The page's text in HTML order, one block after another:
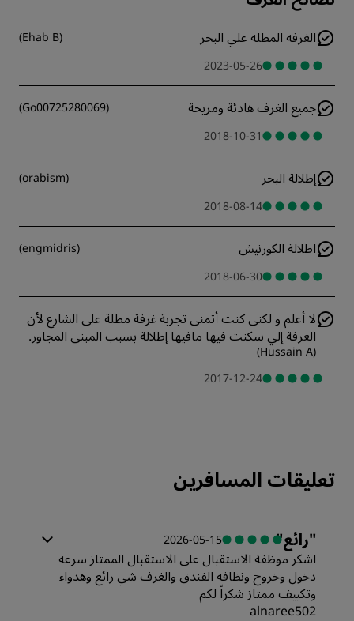
الغرفه المطله علي البحر (
Ehab B
)
2023-05-26
جميع الغرف هادئة ومريحة (
Go00725280069
)
2018-10-31
إطلالة البحر (
orabism
)
2018-08-14
اطلالة الكورنيش (
engmidris
)
2018-06-30
لا أعلم و لكنى كنت أتمنى تجربة غرفة مطلة على الشارع لأن
الغرفة إلي سكنت فيها مافيها إطلالة بسبب المبنى المجاور.
(
Hussain A
)
2017-12-24
تعليقات المسافرين
"رائع"
2026-05-15
اشكر موظفة الاستقبال على الاستقبال الممتاز سرعه
دخول وخروج ونظافه الفندق والغرف شي رائع وهدواء
وتكييف ممتاز شكراً لكم
alnaree502